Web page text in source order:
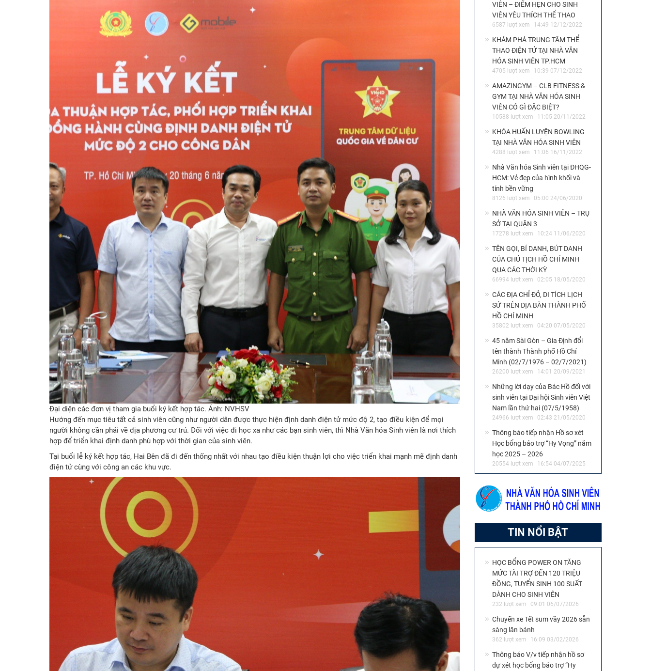
Đại diện các đơn vị tham gia buổi ký kết hợp tác. Ánh: NVHSV
Hướng đến mục tiêu tất cả sinh viên cũng như người dân được thực hiện định danh điện tử mức độ 2, tạo điều kiện để mọi
người không cần phải về địa phương cư trú. Đối với việc đi học xa như các bạn sinh viên, thì Nhà Văn hóa Sinh viên là nơi thích
hợp để triển khai định danh phù hợp với thời gian của sinh viên.
Tại buổi lễ ký kết hợp tác, Hai Bên đã đi đến thống nhất với nhau tạo điều kiện thuận lợi cho việc triển khai mạnh mẽ định danh
điện tử cùng với công an các khu vực.
VIÊN – ĐIỂM HẸN CHO SINH
VIÊN YÊU THÍCH THỂ THAO
6587 lượt xem 14:49 12/12/2022
KHÁM PHÁ TRUNG TÂM THỂ
THAO ĐIỆN TỬ TẠI NHÀ VĂN
HÓA SINH VIÊN TP.HCM
4705 lượt xem 10:39 07/12/2022
AMAZINGYM – CLB FITNESS &
GYM TẠI NHÀ VĂN HÓA SINH
VIÊN CÓ GÌ ĐẶC BIỆT?
10588 lượt xem 11:05 20/11/2022
KHÓA HUẤN LUYỆN BOWLING
TẠI NHÀ VĂN HÓA SINH VIÊN
4288 lượt xem 11:06 16/11/2022
Nhà Văn hóa Sinh viên tại ĐHQG-
HCM: Vẻ đẹp của hình khối và
tính bền vững
8126 lượt xem 05:00 24/06/2020
NHÀ VĂN HÓA SINH VIÊN – TRỤ
SỞ TẠI QUẬN 3
17278 lượt xem 10:24 11/06/2020
TÊN GỌI, BÍ DANH, BÚT DANH
CỦA CHỦ TỊCH HỒ CHÍ MINH
QUA CÁC THỜI KỲ
66994 lượt xem 02:05 18/05/2020
CÁC ĐỊA CHỈ ĐỎ, DI TÍCH LỊCH
SỬ TRÊN ĐỊA BÀN THÀNH PHỐ
HỒ CHÍ MINH
35802 lượt xem 04:20 07/05/2020
45 năm Sài Gòn – Gia Định đổi
tên thành Thành phố Hồ Chí
Minh (02/7/1976 – 02/7/2021)
26200 lượt xem 14:01 20/09/2021
Những lời dạy của Bác Hồ đối với
sinh viên tại Đại hội Sinh viên Việt
Nam lần thứ hai (07/5/1958)
24966 lượt xem 02:43 21/05/2020
Thông báo tiếp nhận Hồ sơ xét
Học bổng bảo trợ “Hy Vọng” năm
học 2025 – 2026
20554 lượt xem 16:54 04/07/2025
TIN NỔI BẬT
HỌC BỔNG POWER ON TĂNG
MỨC TÀI TRỢ ĐẾN 120 TRIỆU
ĐỒNG, TUYỂN SINH 100 SUẤT
DÀNH CHO SINH VIÊN
232 lượt xem 09:01 06/07/2026
Chuyến xe Tết sum vầy 2026 sẵn
sàng lăn bánh
362 lượt xem 16:09 03/02/2026
Thông báo V/v tiếp nhận hồ sơ
dự xét học bổng bảo trợ “Hy